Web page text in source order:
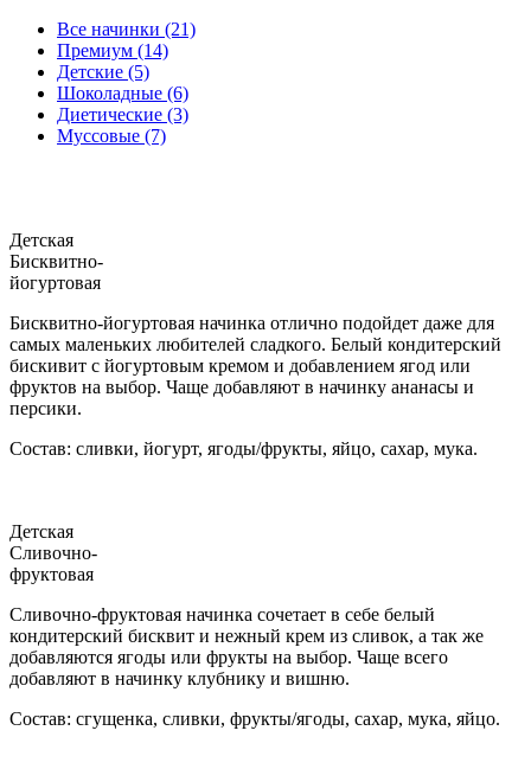
Все начинки (21)
Премиум (14)
Детские (5)
Шоколадные (6)
Диетические (3)
Муссовые (7)
Детская
Бисквитно-
йогуртовая
Бисквитно-йогуртовая начинка отлично подойдет даже для
самых маленьких любителей сладкого. Белый кондитерский
бискивит с йогуртовым кремом и добавлением ягод или
фруктов на выбор. Чаще добавляют в начинку ананасы и
персики.
Состав: сливки, йогурт, ягоды/фрукты, яйцо, сахар, мука.
Детская
Сливочно-
фруктовая
Сливочно-фруктовая начинка сочетает в себе белый
кондитерский бисквит и нежный крем из сливок, а так же
добавляются ягоды или фрукты на выбор. Чаще всего
добавляют в начинку клубнику и вишню.
Состав: сгущенка, сливки, фрукты/ягоды, сахар, мука, яйцо.